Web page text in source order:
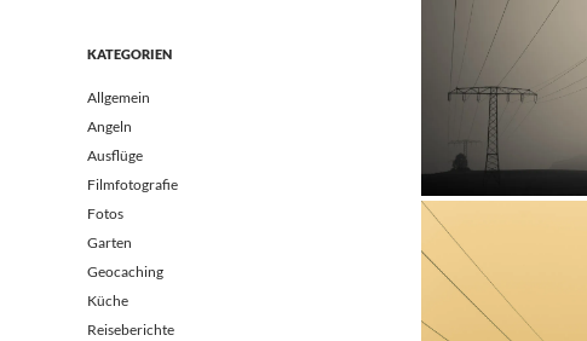
KATEGORIEN
Allgemein
Angeln
Ausflüge
Filmfotografie
Fotos
Garten
Geocaching
Küche
Reiseberichte